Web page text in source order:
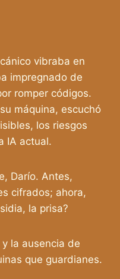
vibraba en
impregnado de
romper códigos.
máquina, escuchó
los riesgos
IA actual.
Darío. Antes,
cifrados; ahora,
la prisa?
la ausencia de
que guardianes.